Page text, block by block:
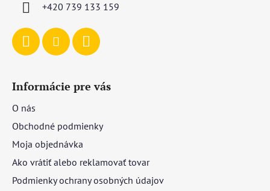
+420 739 133 159
Informácie pre vás
O nás
Obchodné podmienky
Moja objednávka
Ako vrátiť alebo reklamovať tovar
Podmienky ochrany osobných údajov